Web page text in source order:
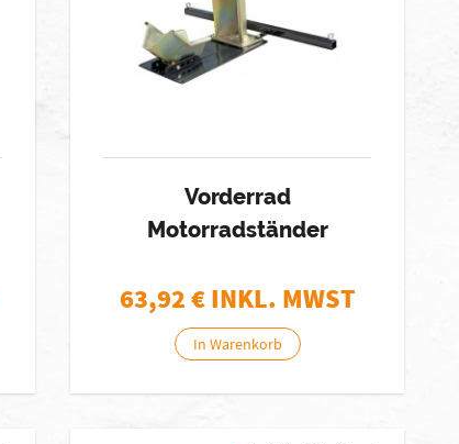
Vorderrad
Motorradständer
63,92€ INKL. MWST
In Warenkorb